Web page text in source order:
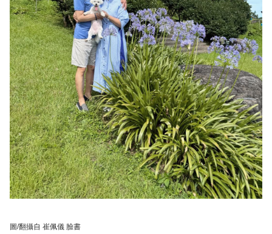
圖/翻攝自 崔佩儀 臉書